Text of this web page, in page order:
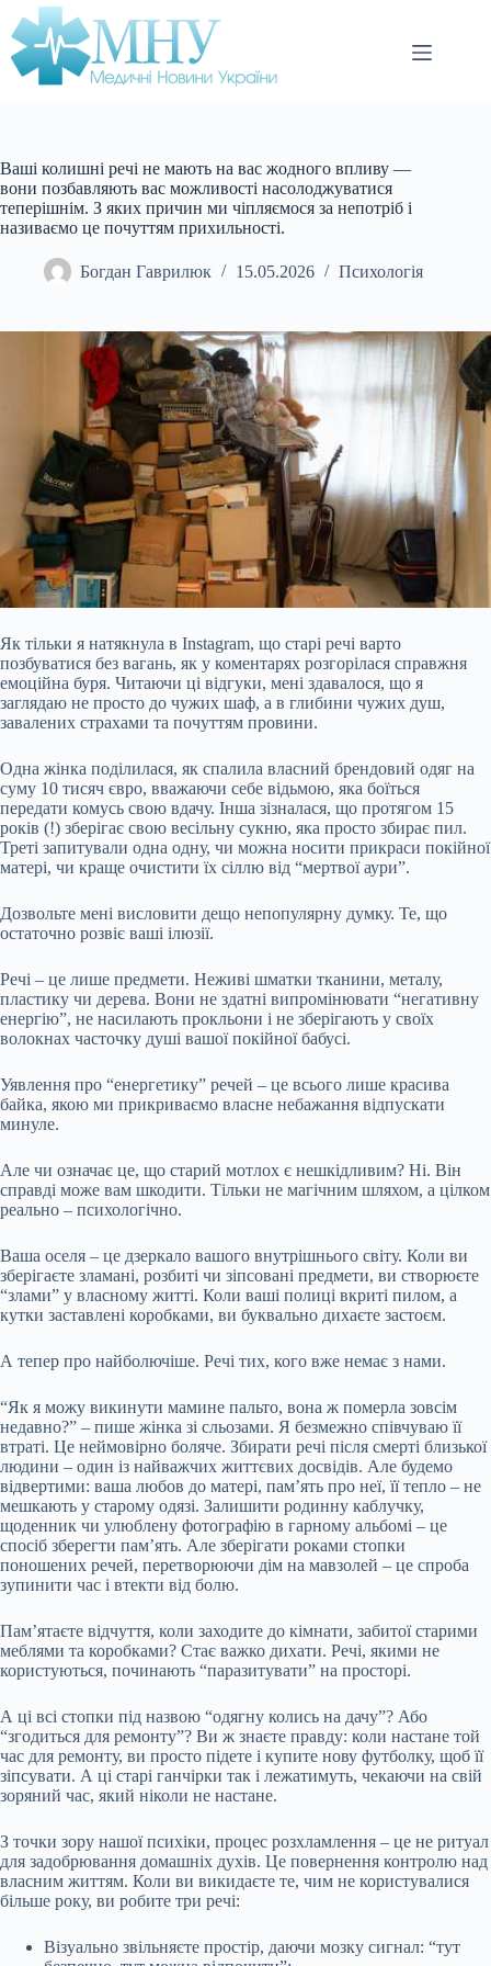
Перейти
до
вмісту
Ваші колишні речі не мають на вас жодного впливу —
вони позбавляють вас можливості насолоджуватися
теперішнім. З яких причин ми чіпляємося за непотріб і
називаємо це почуттям прихильності.
Богдан Гаврилюк 15.05.2026 Психологія
Як тільки я натякнула в Instagram, що старі речі варто
позбуватися без вагань, як у коментарях розгорілася справжня
емоційна буря. Читаючи ці відгуки, мені здавалося, що я
заглядаю не просто до чужих шаф, а в глибини чужих душ,
завалених страхами та почуттям провини.
Одна жінка поділилася, як спалила власний брендовий одяг на
суму 10 тисяч євро, вважаючи себе відьмою, яка боїться
передати комусь свою вдачу. Інша зізналася, що протягом 15
років (!) зберігає свою весільну сукню, яка просто збирає пил.
Треті запитували одна одну, чи можна носити прикраси покійної
матері, чи краще очистити їх сіллю від “мертвої аури”.
Дозвольте мені висловити дещо непопулярну думку. Те, що
остаточно розвіє ваші ілюзії.
Речі – це лише предмети. Неживі шматки тканини, металу,
пластику чи дерева. Вони не здатні випромінювати “негативну
енергію”, не насилають прокльони і не зберігають у своїх
волокнах часточку душі вашої покійної бабусі.
Уявлення про “енергетику” речей – це всього лише красива
байка, якою ми прикриваємо власне небажання відпускати
минуле.
Але чи означає це, що старий мотлох є нешкідливим? Ні. Він
справді може вам шкодити. Тільки не магічним шляхом, а цілком
реально – психологічно.
Ваша оселя – це дзеркало вашого внутрішнього світу. Коли ви
зберігаєте зламані, розбиті чи зіпсовані предмети, ви створюєте
“злами” у власному житті. Коли ваші полиці вкриті пилом, а
кутки заставлені коробками, ви буквально дихаєте застоєм.
А тепер про найболючіше. Речі тих, кого вже немає з нами.
“Як я можу викинути мамине пальто, вона ж померла зовсім
недавно?” – пише жінка зі сльозами. Я безмежно співчуваю її
втраті. Це неймовірно боляче. Збирати речі після смерті близької
людини – один із найважчих життєвих досвідів. Але будемо
відвертими: ваша любов до матері, пам’ять про неї, її тепло – не
мешкають у старому одязі. Залишити родинну каблучку,
щоденник чи улюблену фотографію в гарному альбомі – це
спосіб зберегти пам’ять. Але зберігати роками стопки
поношених речей, перетворюючи дім на мавзолей – це спроба
зупинити час і втекти від болю.
Пам’ятаєте відчуття, коли заходите до кімнати, забитої старими
меблями та коробками? Стає важко дихати. Речі, якими не
користуються, починають “паразитувати” на просторі.
А ці всі стопки під назвою “одягну колись на дачу”? Або
“згодиться для ремонту”? Ви ж знаєте правду: коли настане той
час для ремонту, ви просто підете і купите нову футболку, щоб її
зіпсувати. А ці старі ганчірки так і лежатимуть, чекаючи на свій
зоряний час, який ніколи не настане.
З точки зору нашої психіки, процес розхламлення – це не ритуал
для задобрювання домашніх духів. Це повернення контролю над
власним життям. Коли ви викидаєте те, чим не користувалися
більше року, ви робите три речі:
Візуально звільняєте простір, даючи мозку сигнал: “тут